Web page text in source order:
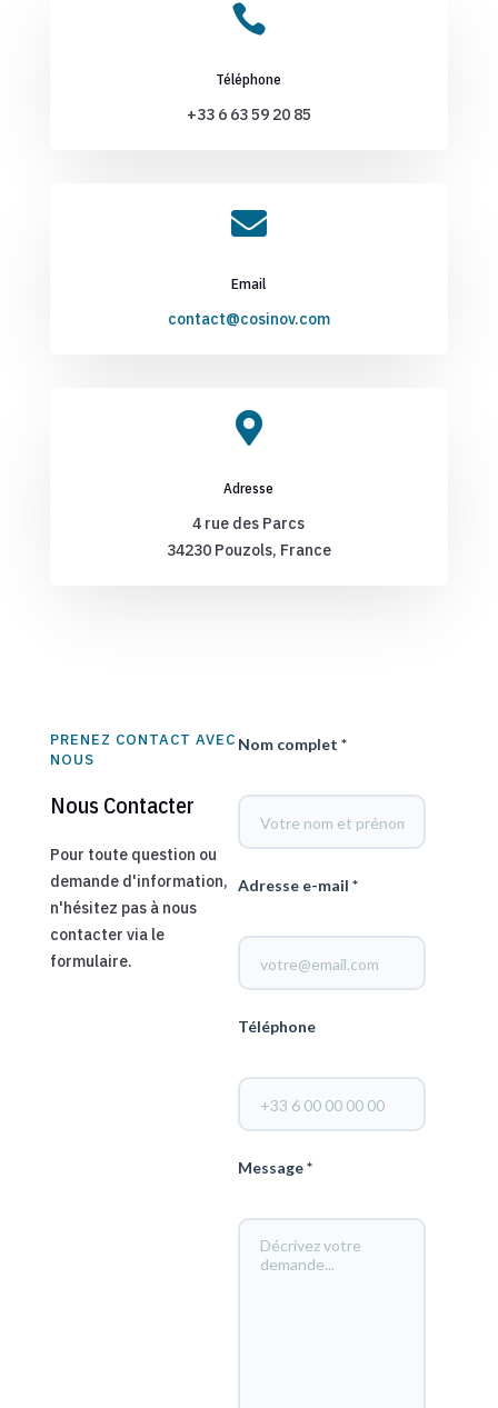

Téléphone
+33 6 63 59 20 85

Email
contact@cosinov.com

Adresse
4 rue des Parcs
34230 Pouzols, France
PRENEZ CONTACT AVEC
NOUS
Nous Contacter
Pour toute question ou
demande d'information,
n'hésitez pas à nous
contacter via le
formulaire.
Nom complet *
Adresse e-mail *
Téléphone
Message *